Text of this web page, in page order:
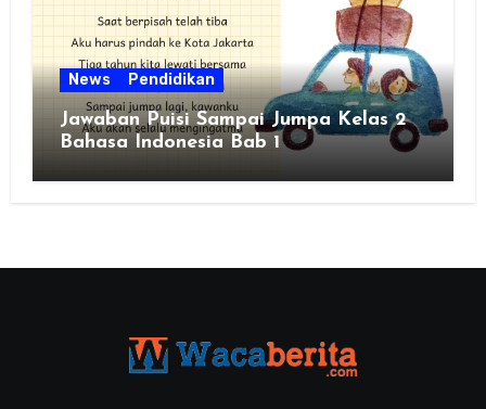
News Pendidikan
Jawaban Puisi Sampai Jumpa Kelas 2
Bahasa Indonesia Bab 1